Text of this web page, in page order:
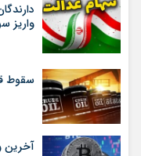
واریز
سقوط